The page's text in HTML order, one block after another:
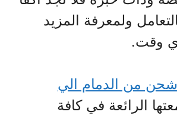
ولمعرفة المزيد
وقت.
من الدمام الي
الرائعة في كافة